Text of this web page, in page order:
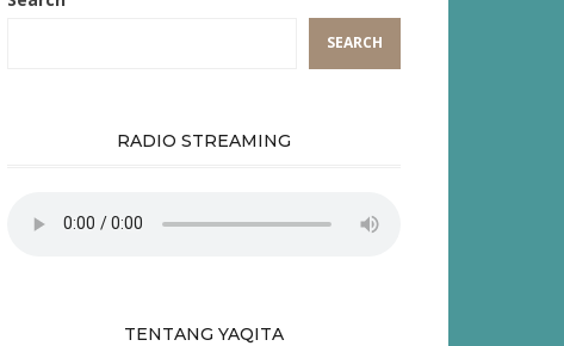
SEARCH
RADIO STREAMING
TENTANG YAQITA